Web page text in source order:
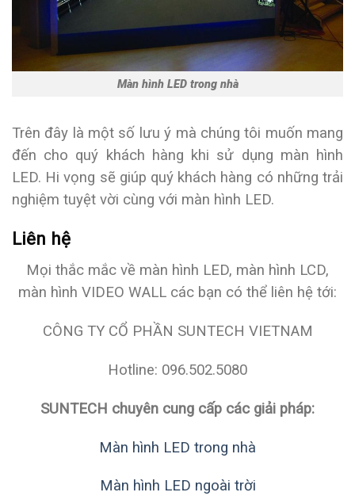
Màn hình LED trong nhà
Trên đây là một số lưu ý mà chúng tôi muốn mang
đến cho quý khách hàng khi sử dụng màn hình
LED. Hi vọng sẽ giúp quý khách hàng có những trải
nghiệm tuyệt vời cùng với màn hình LED.
Liên hệ
Mọi thắc mắc về màn hình LED, màn hình LCD,
màn hình VIDEO WALL các bạn có thể liên hệ tới:
CÔNG TY CỔ PHẦN SUNTECH VIETNAM
Hotline: 096.502.5080
SUNTECH chuyên cung cấp các giải pháp:
Màn hình LED trong nhà
Màn hình LED ngoài trời